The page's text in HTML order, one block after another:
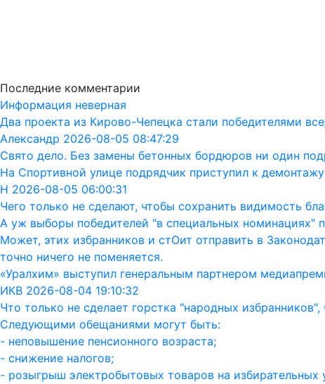
Последние комментарии
Информация неверная
Два проекта из Кирово-Чепецка стали победителями
Александр 2026-08-05 08:47:29
Свято дело. Без замены бетонных бордюров ни один
На Спортивной улице подрядчик приступил к
Н 2026-08-05 06:00:31
Чего только не сделают, чтобы сохранить видимость
А уж выборы победителей "в специальных номинациях"
Может, этих избранников и стОит отправить в
точно ничего не поменяется.
«Уралхим» выступил генеральным партнером
ИКВ 2026-08-04 19:10:32
Что только не сделает горстка "народных
Следующими обещаниями могут быть:
- неповышение пенсионного возраста;
- снижение налогов;
- розыгрыш электробытовых товаров на избирательных